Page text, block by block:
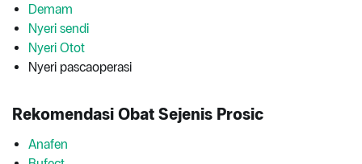
Demam
Nyeri sendi
Nyeri Otot
Nyeri pascaoperasi
Rekomendasi Obat Sejenis Prosic
Anafen